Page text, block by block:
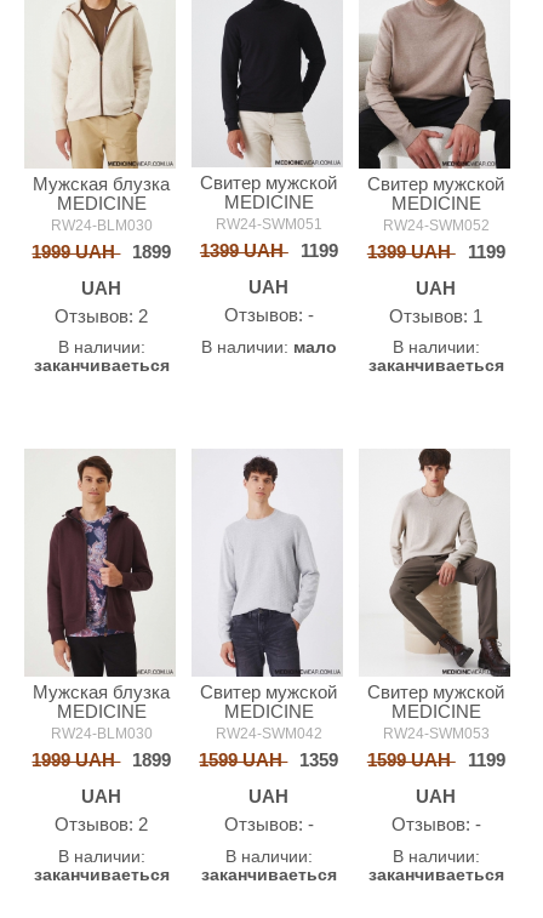
Мужская блузка
MEDICINE
RW24-BLM030
1999 UAH
1899
UAH
Oтзывов: 2
В наличии:
заканчиваеться
Свитер мужской
MEDICINE
RW24-SWM051
1399 UAH
1199
UAH
Oтзывов: -
В наличии: мало
Свитер мужской
MEDICINE
RW24-SWM052
1399 UAH
1199
UAH
Oтзывов: 1
В наличии:
заканчиваеться
Мужская блузка
MEDICINE
RW24-BLM030
1999 UAH
1899
UAH
Oтзывов: 2
В наличии:
заканчиваеться
Свитер мужской
MEDICINE
RW24-SWM042
1599 UAH
1359
UAH
Oтзывов: -
В наличии:
заканчиваеться
Свитер мужской
MEDICINE
RW24-SWM053
1599 UAH
1199
UAH
Oтзывов: -
В наличии:
заканчиваеться